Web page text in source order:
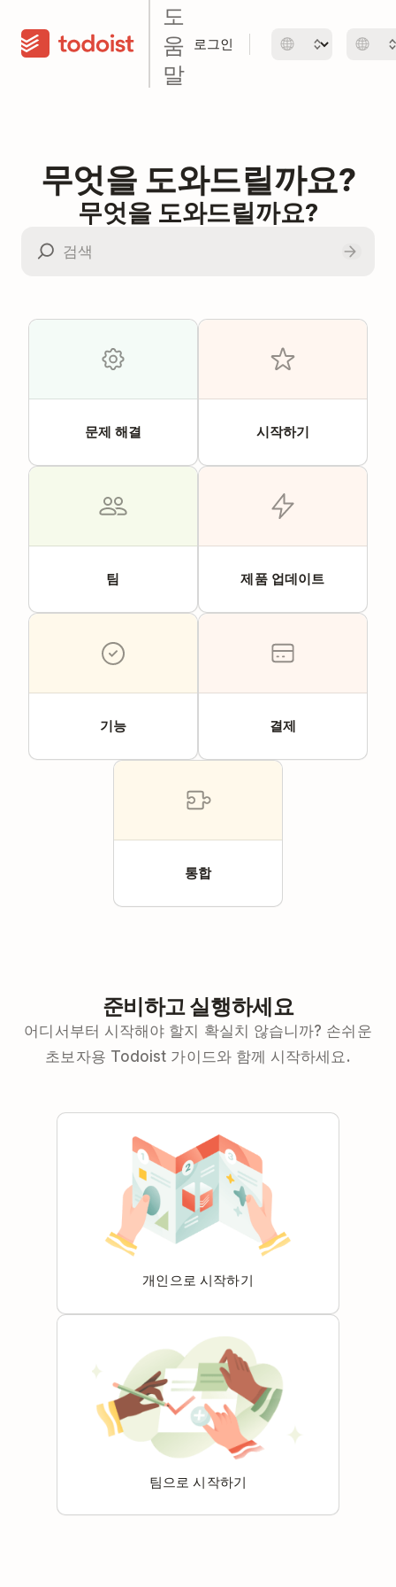
도
움
말
로그인
무엇을 도와드릴까요?
무엇을 도와드릴까요?
문제 해결 시작하기
팀 제품 업데이트
기능 결제
통합
준비하고 실행하세요
어디서부터 시작해야 할지 확실치 않습니까? 손쉬운
초보자용 Todoist 가이드와 함께 시작하세요.
개인으로 시작하기
팀으로 시작하기